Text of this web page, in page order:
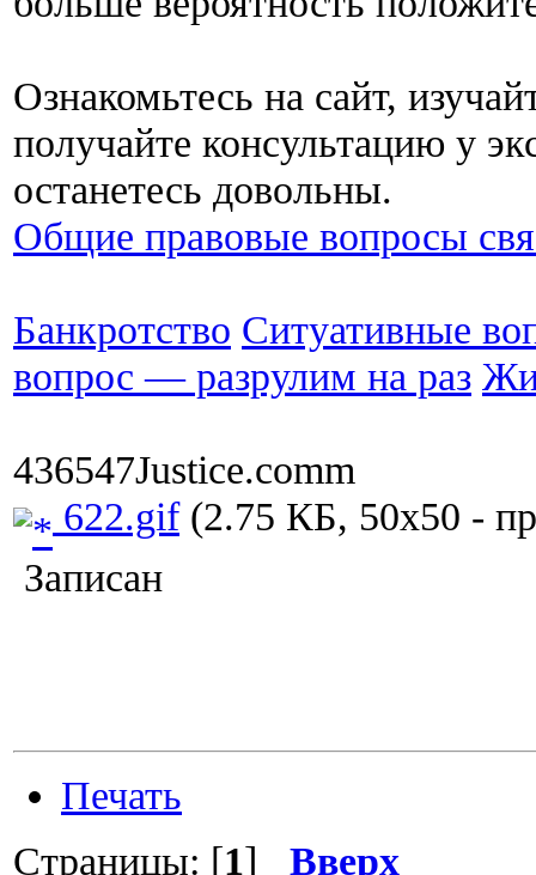
Ознакомьтесь на сайт,
получайте консультацию у
останетесь довольны.
Общие правовые вопросы
Банкротство Ситуативные
вопрос — разрулим на раз
436547Justice.comm
622.gif(2.75 КБ, 50x50 -
Записан
Печать
Страницы: [1] Вверх